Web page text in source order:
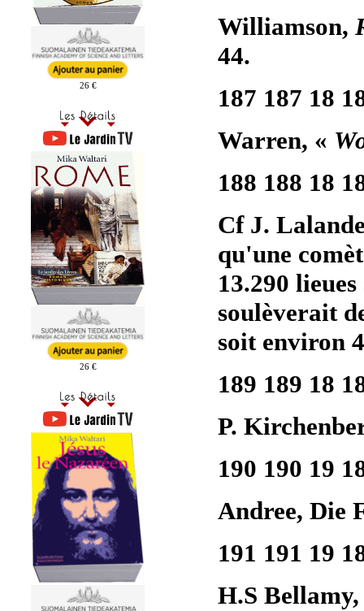
26 €
26 €
Williamson,
44.
187 187 18
Warren, «
188 188 18
Cf J.
qu'une
13.290
soulèverait
soit environ
189 189 18
P.
190 190 19
Andree, Die
191 191 19
H.S